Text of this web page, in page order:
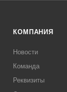
КОМПАНИЯ
Новости
Команда
Реквизиты